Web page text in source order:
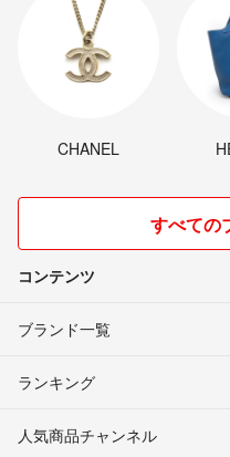
CHANEL
すべての
コンテンツ
ブランド一覧
ランキング
人気商品チャンネル